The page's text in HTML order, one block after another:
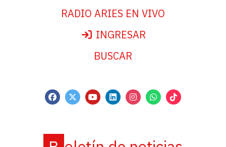
RADIO ARIES EN VIVO
INGRESAR
BUSCAR